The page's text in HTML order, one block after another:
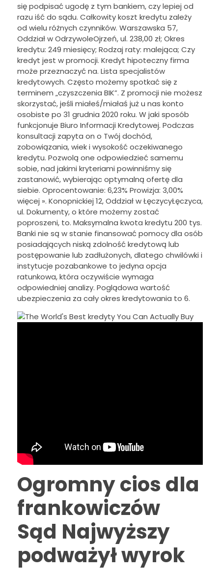
się podpisać ugodę z tym bankiem, czy lepiej od
razu iść do sądu. Całkowity koszt kredytu zależy
od wielu różnych czynników. Warszawska 57,
Oddział w OdrzywoleOjrzeń, ul. 238,00 zł; Okres
kredytu: 249 miesięcy; Rodzaj raty: malejąca; Czy
kredyt jest w promocji. Kredyt hipoteczny firma
może przeznaczyć na. Lista specjalistów
kredytowych. Często możemy spotkać się z
terminem „czyszczenia BIK”. Z promocji nie możesz
skorzystać, jeśli miałeś/miałaś już u nas konto
osobiste po 31 grudnia 2020 roku. W jaki sposób
funkcjonuje Biuro Informacji Kredytowej. Podczas
konsultacji zapyta on o Twój dochód,
zobowiązania, wiek i wysokość oczekiwanego
kredytu. Pozwolą one odpowiedzieć samemu
sobie, nad jakimi kryteriami powinniśmy się
zastanowić, wybierając optymalną ofertę dla
siebie. Oprocentowanie: 6,23% Prowizja: 3,00%
więcej ». Konopnickiej 12, Oddział w ŁęczycyŁęczyca,
ul. Dokumenty, o które możemy zostać
poproszeni, to. Maksymalna kwota kredytu 200 tys.
Banki nie są w stanie finansować pomocy dla osób
posiadających niską zdolność kredytową lub
postępowanie lub zadłużonych, dlatego chwilówki i
instytucje pozabankowe to jedyna opcja
ratunkowa, która oczywiście wymaga
odpowiedniej analizy. Poglądowa wartość
ubezpieczenia za cały okres kredytowania to 6.
Ogromny cios dla
frankowiczów
Sąd Najwyższy
podważył wyrok